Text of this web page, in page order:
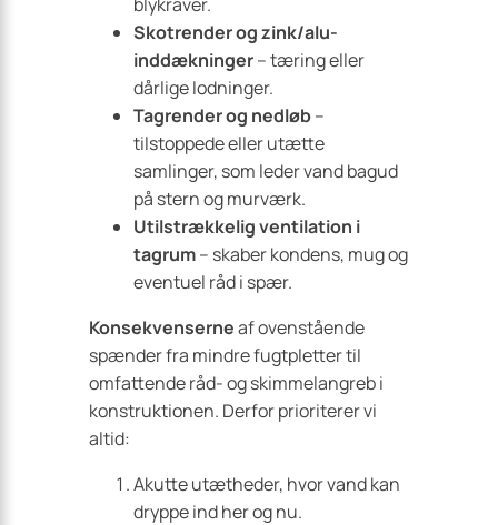
Skotrender og zink/alu-
inddækninger– tæring eller
dårlige lodninger.
Tagrender og nedløb–
tilstoppede eller utætte
samlinger, som leder vand bagud
på stern og murværk.
Utilstrækkelig ventilation i
tagrum– skaber kondens, mug og
eventuel råd i spær.
Konsekvenserneaf ovenstående
spænder fra mindre fugtpletter til
omfattende råd- og skimmelangreb i
konstruktionen. Derfor prioriterer vi
altid:
Akutte utætheder, hvor vand kan
dryppe ind her og nu.